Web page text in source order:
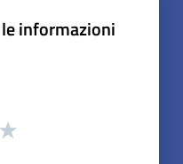
informazioni